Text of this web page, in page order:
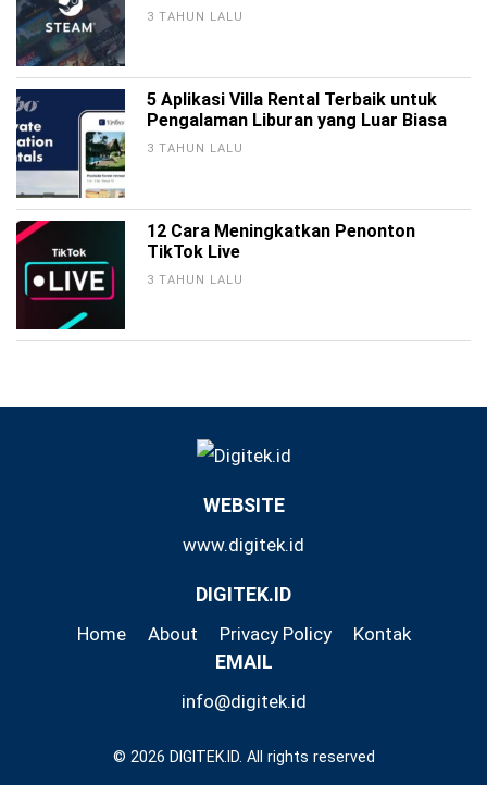
3 TAHUN LALU
5 Aplikasi Villa Rental Terbaik untuk
Pengalaman Liburan yang Luar Biasa
3 TAHUN LALU
12 Cara Meningkatkan Penonton
TikTok Live
3 TAHUN LALU
WEBSITE
www.digitek.id
DIGITEK.ID
Home About Privacy Policy Kontak
EMAIL
info@digitek.id
© 2026 DIGITEK.ID. All rights reserved